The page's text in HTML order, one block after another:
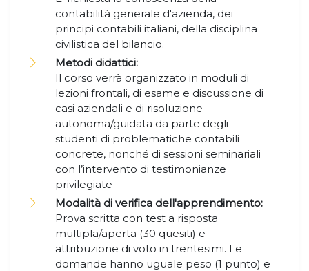
contabilità generale d'azienda, dei
principi contabili italiani, della disciplina
civilistica del bilancio.
Metodi didattici:
Il corso verrà organizzato in moduli di
lezioni frontali, di esame e discussione di
casi aziendali e di risoluzione
autonoma/guidata da parte degli
studenti di problematiche contabili
concrete, nonché di sessioni seminariali
con l’intervento di testimonianze
privilegiate
Modalità di verifica dell'apprendimento:
Prova scritta con test a risposta
multipla/aperta (30 quesiti) e
attribuzione di voto in trentesimi. Le
domande hanno uguale peso (1 punto) e